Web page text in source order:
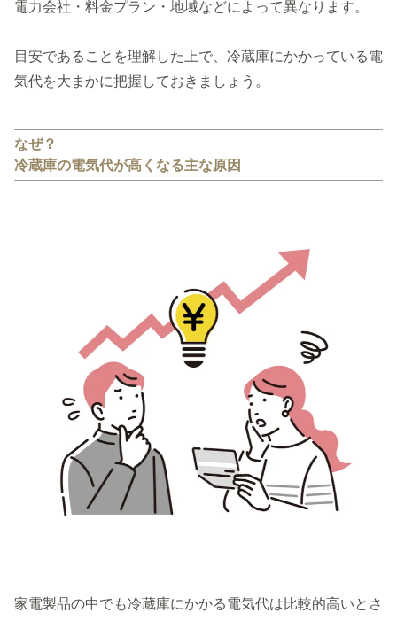
電力会社・料金プラン・地域などによって異なります。
目安であることを理解した上で、冷蔵庫にかかっている電
気代を大まかに把握しておきましょう。
なぜ？
冷蔵庫の電気代が高くなる主な原因
家電製品の中でも冷蔵庫にかかる電気代は比較的高いとさ